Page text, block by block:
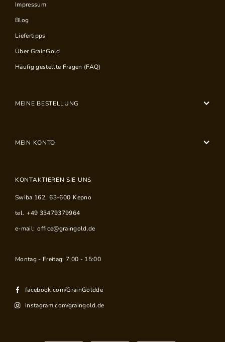
Impressum
Blog
Liefertipps
Über GrainGold
Häufig gestellte Fragen (FAQ)
MEINE BESTELLUNG
MEIN KONTO
KONTAKTIEREN SIE UNS
Swiba 162, 63-600 Kepno
tel. +49 33479379964
e-mail: office@graingold.de
Montag - Freitag: 7:00 - 15:00
facebook.com/GrainGoldde
instagram.com/graingold.de